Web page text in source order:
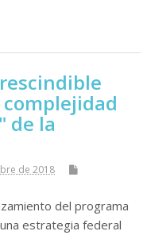
de la
de 2018
del programa
estrategia federal